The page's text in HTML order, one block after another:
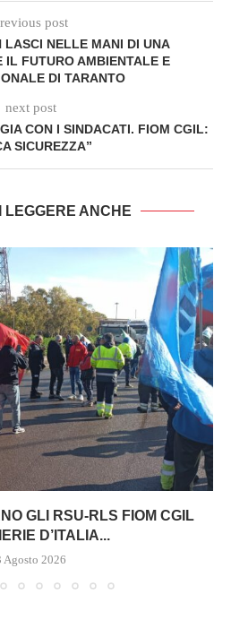
post
LASCI NELLE MANI DI UNA
IL FUTURO AMBIENTALE E
DI TARANTO
next post
CON I SINDACATI. FIOM CGIL:
SICUREZZA”
LEGGERE ANCHE
GLI RSU-RLS FIOM CGIL
D’ITALIA...
Agosto 2026